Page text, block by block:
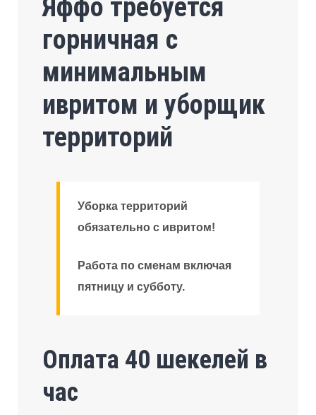
Яффо требуется
горничная с
минимальным
ивритом и уборщик
территорий
Уборка территорий
обязательно с ивритом!
Работа по сменам включая
пятницу и субботу.
Оплата 40 шекелей в
час